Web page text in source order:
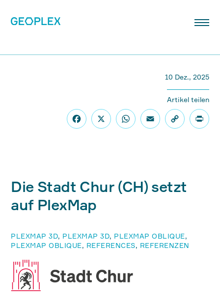
PLEXMAP 3D, PLEXMAP 3D, PLEXMAP OBLIQUE,
PLEXMAP OBLIQUE, REFERENCES, REFERENZEN
Die Stadt Chur (CH) setzt
auf PlexMap
10 Dez., 2025
Artikel teilen